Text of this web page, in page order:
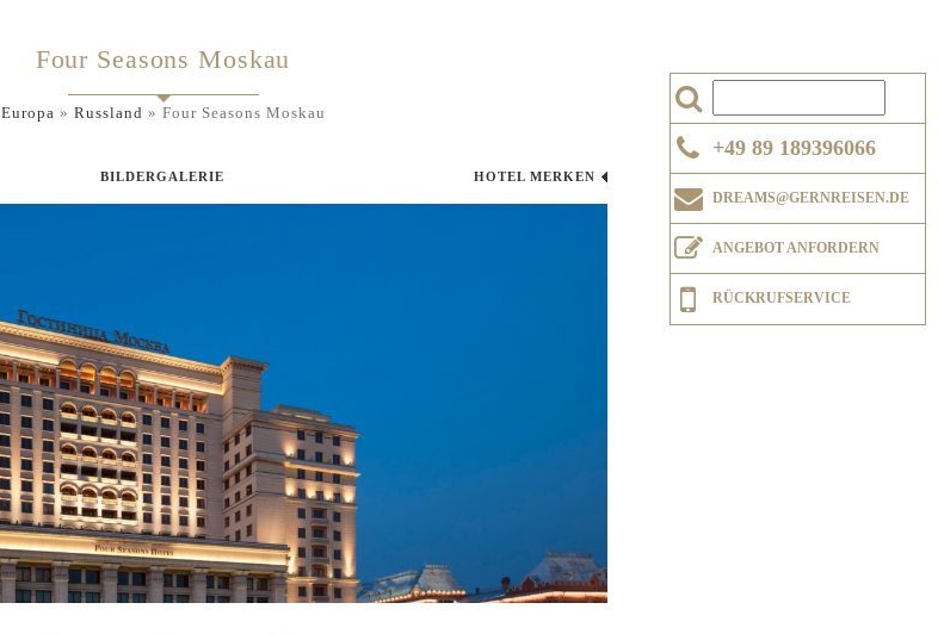
+49 89 189396066
DREAMS@GERNREISEN.DE
ANGEBOT ANFORDERN
RÜCKRUFSERVICE
Four Seasons Moskau
Europa » Russland » Four Seasons Moskau
BILDERGALERIE HOTEL MERKEN